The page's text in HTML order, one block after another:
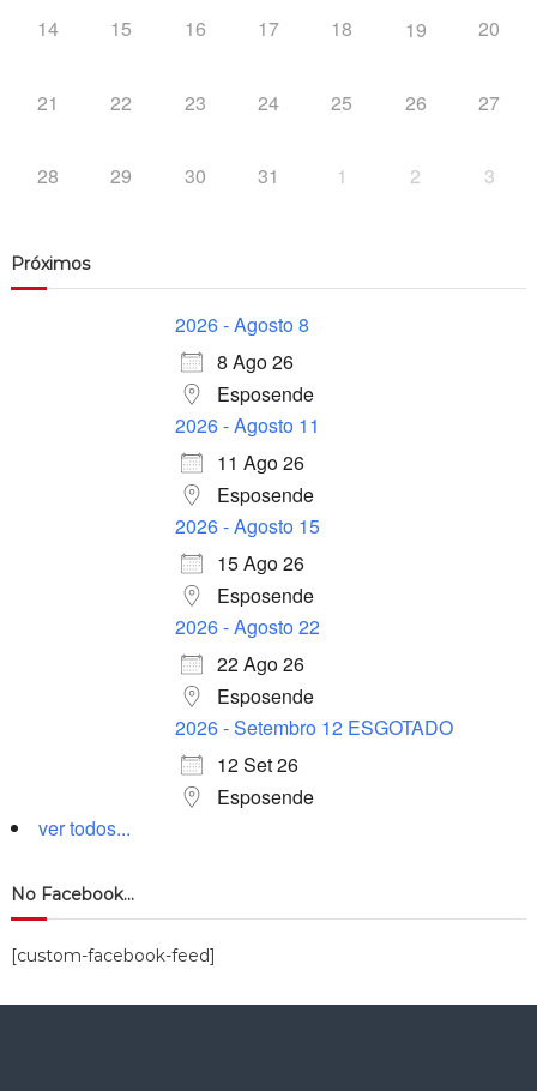
14 15 16 17 18 19 20
21 22 23 24 25 26 27
28 29 30 31 1 2 3
Próximos
2026 - Agosto 8
8 Ago 26
Esposende
2026 - Agosto 11
11 Ago 26
Esposende
2026 - Agosto 15
15 Ago 26
Esposende
2026 - Agosto 22
22 Ago 26
Esposende
2026 - Setembro 12 ESGOTADO
12 Set 26
Esposende
ver todos...
No Facebook…
[custom-facebook-feed]